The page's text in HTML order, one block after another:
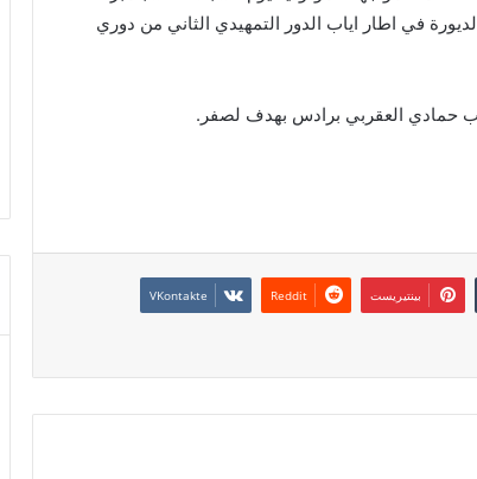
علي عمار بالديورة في اطار اياب الدور التمهيدي الثاني من دوري
حمادي العقربي برادس بهدف لصفر.
بينتيريست